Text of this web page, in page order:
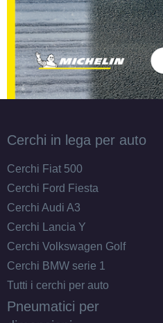
Cerchi in lega per auto
Cerchi Fiat 500
Cerchi Ford Fiesta
Cerchi Audi A3
Cerchi Lancia Y
Cerchi Volkswagen Golf
Cerchi BMW serie 1
Tutti i cerchi per auto
Pneumatici per